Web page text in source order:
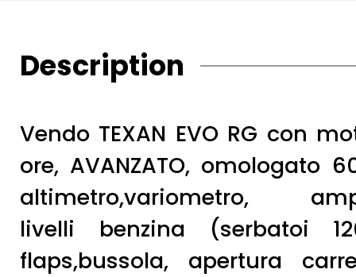
Description
Vendo TEXAN EVO RG con
ore, AVANZATO, omologato
altimetro,variometro,
livelli benzina (serbatoi
flaps,bussola, apertura